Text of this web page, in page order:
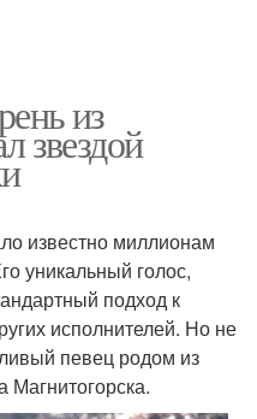
из
звездой
известно миллионам
уникальный голос,
подход к
исполнителей. Но не
певец родом из
Магнитогорска.